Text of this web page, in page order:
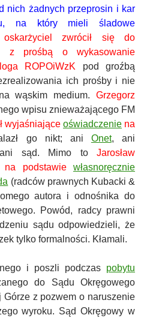
nich żadnych przeprosin i kar
na który mieli śladowe
oskarżyciel zwrócił się do
z prośbą o wykasowanie
ROPOiWzK pod groźbą
ich prośby i nie
wąskim medium. Grzegorz
wpisu znieważającego FM
wyjaśniające oświadczenie na
go nikt; ani Onet, ani
ani sąd. Mimo to Jarosław
na podstawie własnoręcznie
(radców prawnych Kubacki &
autora i odnośnika do
Powód, radcy prawni
sądu odpowiedzieli, że
tylko formalności. Kłamali.
i poszli podczas pobytu
do Sądu Okręgowego
z pozwem o naruszenie
wyroku. Sąd Okręgowy w